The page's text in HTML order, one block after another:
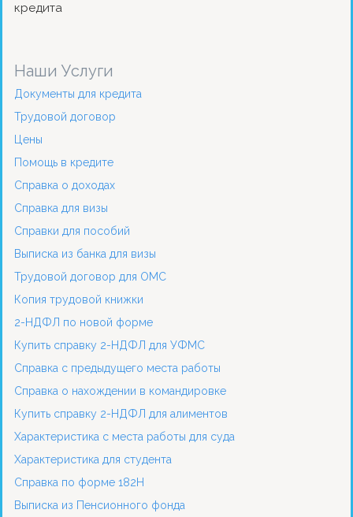
кредита
Наши Услуги
Документы для кредита
Трудовой договор
Цены
Помощь в кредите
Справка о доходах
Справка для визы
Справки для пособий
Выписка из банка для визы
Трудовой договор для ОМС
Копия трудовой книжки
2-НДФЛ по новой форме
Купить справку 2-НДФЛ для УФМС
Справка с предыдущего места работы
Справка о нахождении в командировке
Купить справку 2-НДФЛ для алиментов
Характеристика с места работы для суда
Характеристика для студента
Справка по форме 182Н
Выписка из Пенсионного фонда